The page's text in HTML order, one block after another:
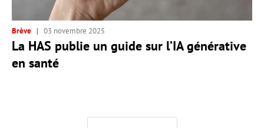
Brève 03 novembre 2025
La HAS publie un guide sur l’IA générative
en santé